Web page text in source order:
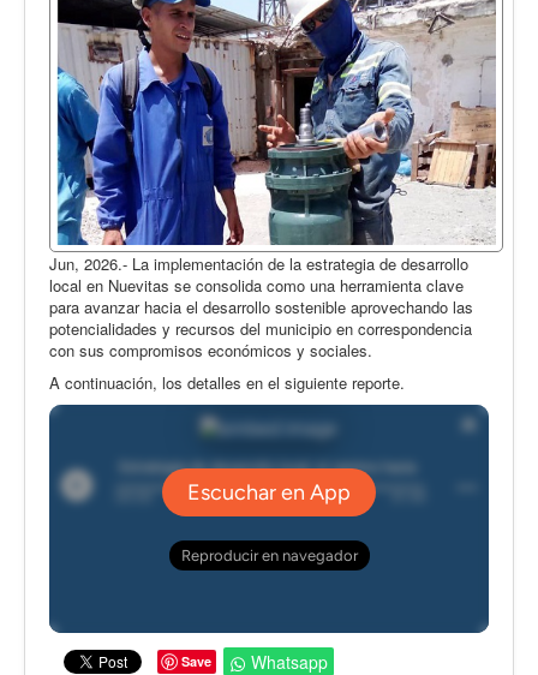
Inglés
Desempolvando la historia
Jun, 2026.- La implementación de la estrategia de desarrollo
local en Nuevitas se consolida como una herramienta clave
para avanzar hacia el desarrollo sostenible aprovechando las
potencialidades y recursos del municipio en correspondencia
con sus compromisos económicos y sociales.
A continuación, los detalles en el siguiente reporte.
Save Whatsapp